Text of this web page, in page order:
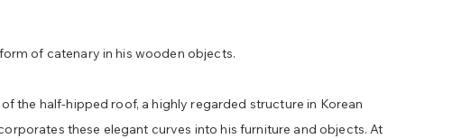
of catenary in his wooden objects.
the half-hipped roof, a highly regarded structure in Korean
these elegant curves into his furniture and objects. At